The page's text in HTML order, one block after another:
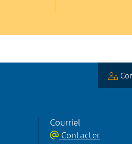
Courriel
Contacter